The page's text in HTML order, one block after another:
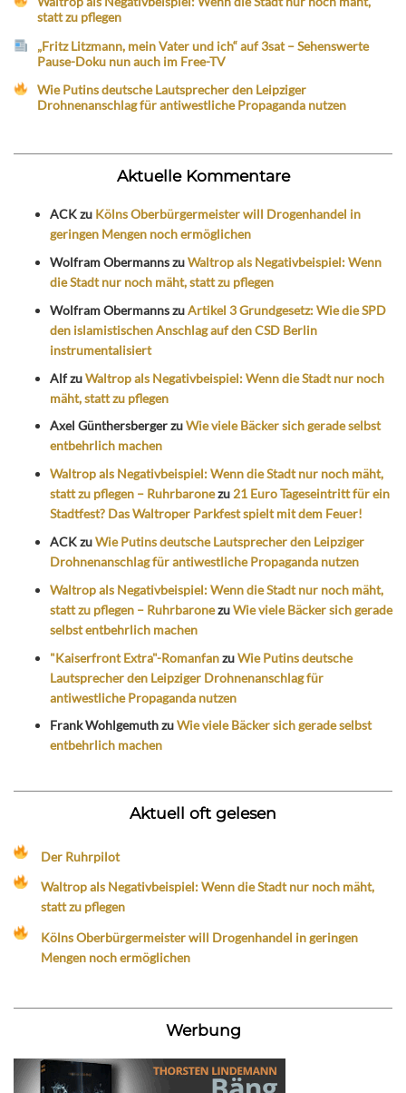
statt zu pflegen
„Fritz Litzmann, mein Vater und ich“ auf 3sat – Sehenswerte
Pause-Doku nun auch im Free-TV
Wie Putins deutsche Lautsprecher den Leipziger
Drohnenanschlag für antiwestliche Propaganda nutzen
Aktuelle Kommentare
ACKzu Kölns Oberbürgermeister will Drogenhandel in
geringen Mengen noch ermöglichen
Wolfram ObermannszuWaltrop als Negativbeispiel: Wenn
die Stadt nur noch mäht, statt zu pflegen
Wolfram ObermannszuArtikel 3 Grundgesetz: Wie die SPD
den islamistischen Anschlag auf den CSD Berlin
instrumentalisiert
AlfzuWaltrop als Negativbeispiel: Wenn die Stadt nur noch
mäht, statt zu pflegen
Axel GünthersbergerzuWie viele Bäcker sich gerade selbst
entbehrlich machen
Waltrop als Negativbeispiel: Wenn die Stadt nur noch mäht,
statt zu pflegen – Ruhrbaronezu 21 Euro Tageseintritt für ein
Stadtfest? Das Waltroper Parkfest spielt mit dem Feuer!
ACKzuWie Putins deutsche Lautsprecher den Leipziger
Drohnenanschlag für antiwestliche Propaganda nutzen
Waltrop als Negativbeispiel: Wenn die Stadt nur noch mäht,
statt zu pflegen – RuhrbaronezuWie viele Bäcker sich gerade
selbst entbehrlich machen
"Kaiserfront Extra"-RomanfanzuWie Putins deutsche
Lautsprecher den Leipziger Drohnenanschlag für
antiwestliche Propaganda nutzen
Frank WohlgemuthzuWie viele Bäcker sich gerade selbst
entbehrlich machen
Aktuell oft gelesen
Der Ruhrpilot
Waltrop als Negativbeispiel: Wenn die Stadt nur noch mäht,
statt zu pflegen
Kölns Oberbürgermeister will Drogenhandel in geringen
Mengen noch ermöglichen
Werbung